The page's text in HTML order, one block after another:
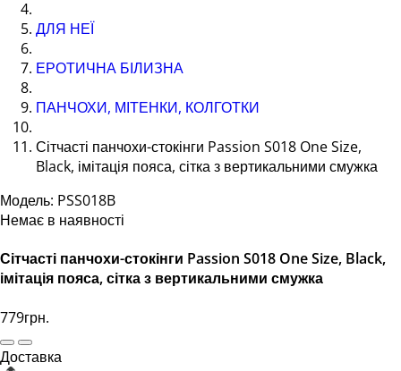
ДЛЯ НЕЇ
ЕРОТИЧНА БІЛИЗНА
ПАНЧОХИ, МІТЕНКИ, КОЛГОТКИ
Сітчасті панчохи-стокінги Passion S018 One Size,
Black, імітація пояса, сітка з вертикальними смужка
Модель: PSS018B
Немає в наявності
Сітчасті панчохи-стокінги Passion S018 One Size, Black,
імітація пояса, сітка з вертикальними смужка
779грн.
Доставка